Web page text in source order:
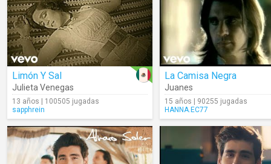
Limón Y Sal
Julieta Venegas
13 años | 100505 jugadas
sapphrein
La Camisa Negra
Juanes
15 años | 90255 jugadas
HANNA.EC77